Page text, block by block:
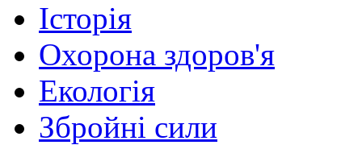
Історія
Охорона здоров'я
Екологія
Збройні сили